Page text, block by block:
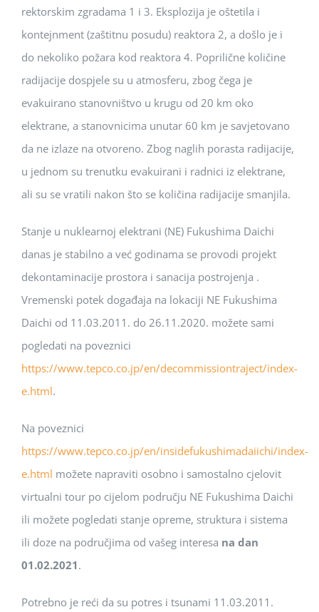
rektorskim zgradama 1 i 3. Eksplozija je oštetila i
kontejnment (zaštitnu posudu) reaktora 2, a došlo je i
do nekoliko požara kod reaktora 4. Poprilične količine
radijacije dospjele su u atmosferu, zbog čega je
evakuirano stanovništvo u krugu od 20 km oko
elektrane, a stanovnicima unutar 60 km je savjetovano
da ne izlaze na otvoreno. Zbog naglih porasta radijacije,
u jednom su trenutku evakuirani i radnici iz elektrane,
ali su se vratili nakon što se količina radijacije smanjila.
Stanje u nuklearnoj elektrani (NE) Fukushima Daichi
danas je stabilno a već godinama se provodi projekt
dekontaminacije prostora i sanacija postrojenja .
Vremenski potek događaja na lokaciji NE Fukushima
Daichi od 11.03.2011. do 26.11.2020. možete sami
pogledati na poveznici
https://www.tepco.co.jp/en/decommissiontraject/index-
e.html.
Na poveznici
https://www.tepco.co.jp/en/insidefukushimadaiichi/index-
e.html možete napraviti osobno i samostalno cjelovit
virtualni tour po cijelom području NE Fukushima Daichi
ili možete pogledati stanje opreme, struktura i sistema
ili doze na područjima od vašeg interesa na dan
01.02.2021.
Potrebno je reći da su potres i tsunami 11.03.2011.